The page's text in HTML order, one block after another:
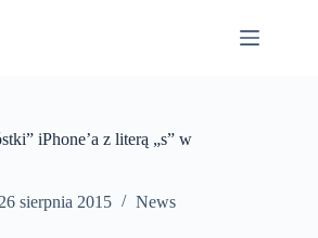
iPhone’a z literą „s” w
26 sierpnia 2015 News